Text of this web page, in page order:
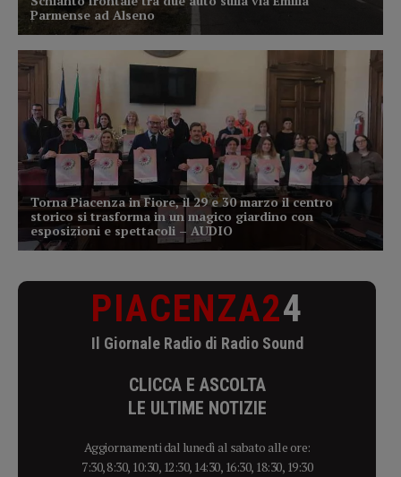
PIACENZA24
Il Giornale Radio di Radio Sound
CLICCA E ASCOLTA
LE ULTIME NOTIZIE
Aggiornamenti dal lunedì al sabato alle ore:
7:30, 8:30, 10:30, 12:30, 14:30, 16:30, 18:30, 19:30